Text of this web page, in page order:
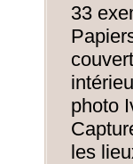
33
photo
les